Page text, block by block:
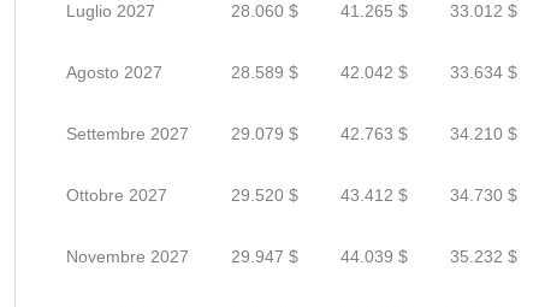
Luglio 2027 28.060 $ 41.265 $ 33.012 $
Agosto 2027 28.589 $ 42.042 $ 33.634 $
Settembre 2027 29.079 $ 42.763 $ 34.210 $
Ottobre 2027 29.520 $ 43.412 $ 34.730 $
Novembre 2027 29.947 $ 44.039 $ 35.232 $